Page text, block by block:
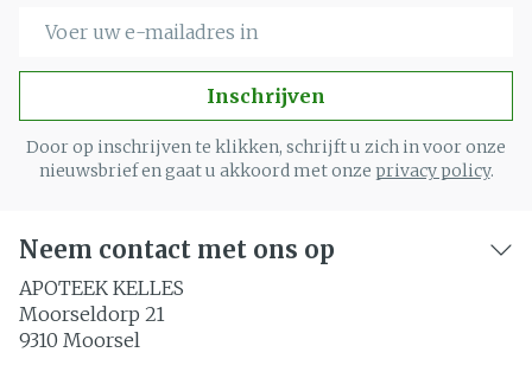
Inschrijven
Door op inschrijven te klikken, schrijft u zich in voor onze
nieuwsbrief en gaat u akkoord met onze privacy policy.
Neem contact met ons op
APOTEEK KELLES
Moorseldorp 21
9310 Moorsel